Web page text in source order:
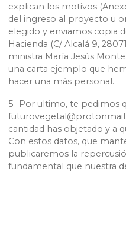
explican los motivos
del ingreso al proyecto u
elegido y enviamos copia
Hacienda (C/ Alcalá 9,
ministra María Jesús
una carta ejemplo que
hacer una más personal.
5- Por ultimo, te pedimos
cantidad has objetado y a
Con estos datos, que
publicaremos la
fundamental que nuestra